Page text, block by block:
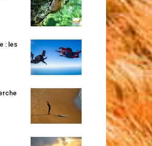
: les